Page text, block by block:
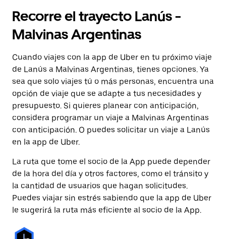
Recorre el trayecto Lanús -
Malvinas Argentinas
Cuando viajes con la app de Uber en tu próximo viaje
de Lanús a Malvinas Argentinas, tienes opciones. Ya
sea que solo viajes tú o más personas, encuentra una
opción de viaje que se adapte a tus necesidades y
presupuesto. Si quieres planear con anticipación,
considera programar un viaje a Malvinas Argentinas
con anticipación. O puedes solicitar un viaje a Lanús
en la app de Uber.
La ruta que tome el socio de la App puede depender
de la hora del día y otros factores, como el tránsito y
la cantidad de usuarios que hagan solicitudes.
Puedes viajar sin estrés sabiendo que la app de Uber
le sugerirá la ruta más eficiente al socio de la App.